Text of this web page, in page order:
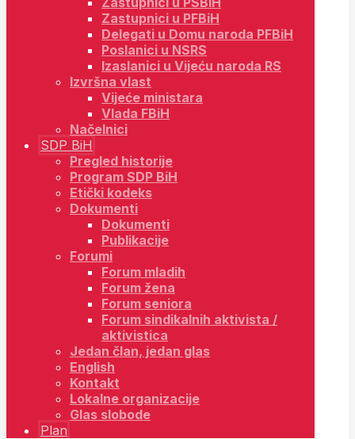
Zastupnici u PFBiH
Delegati u Domu naroda PFBiH
Poslanici u NSRS
Izaslanici u Vijeću naroda RS
Izvršna vlast
Vijeće ministara
Vlada FBiH
Načelnici
SDP BiH
Pregled historije
Program SDP BiH
Etički kodeks
Dokumenti
Dokumenti
Publikacije
Forumi
Forum mladih
Forum žena
Forum seniora
Forum sindikalnih aktivista /
aktivistica
Jedan član, jedan glas
English
Kontakt
Lokalne organizacije
Glas slobode
Plan